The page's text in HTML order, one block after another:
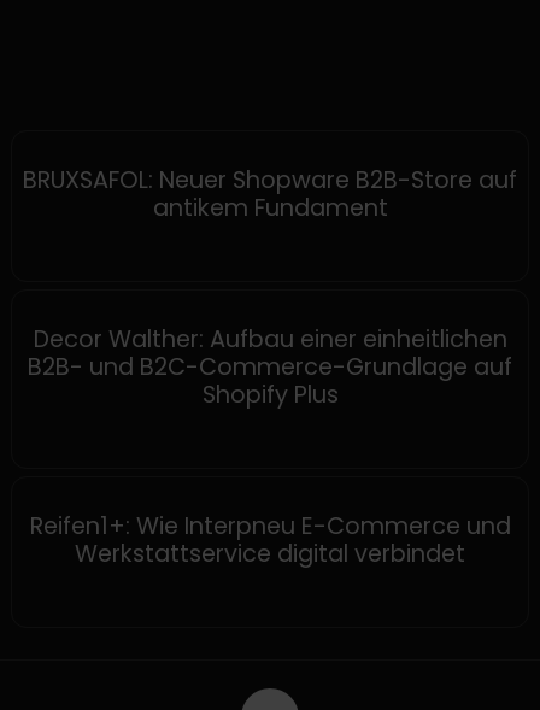
BRUXSAFOL: Neuer Shopware B2B-Store auf
antikem Fundament
Decor Walther: Aufbau einer einheitlichen
B2B- und B2C-Commerce-Grundlage auf
Shopify Plus
Reifen1+: Wie Interpneu E-Commerce und
Werkstattservice digital verbindet